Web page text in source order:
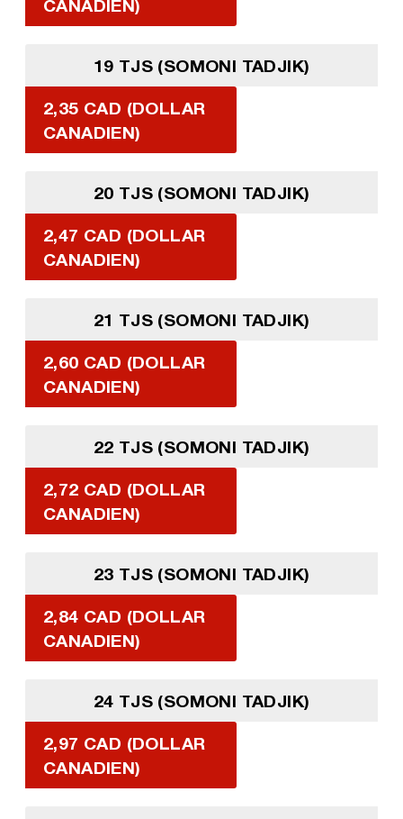
CANADIEN)
19 TJS (SOMONI TADJIK)
2,35 CAD (DOLLAR
CANADIEN)
20 TJS (SOMONI TADJIK)
2,47 CAD (DOLLAR
CANADIEN)
21 TJS (SOMONI TADJIK)
2,60 CAD (DOLLAR
CANADIEN)
22 TJS (SOMONI TADJIK)
2,72 CAD (DOLLAR
CANADIEN)
23 TJS (SOMONI TADJIK)
2,84 CAD (DOLLAR
CANADIEN)
24 TJS (SOMONI TADJIK)
2,97 CAD (DOLLAR
CANADIEN)